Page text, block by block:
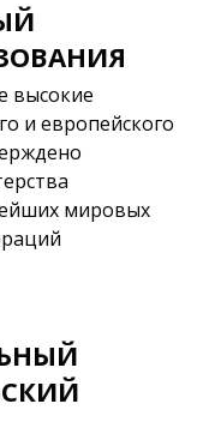
высокие
и европейского
мировых